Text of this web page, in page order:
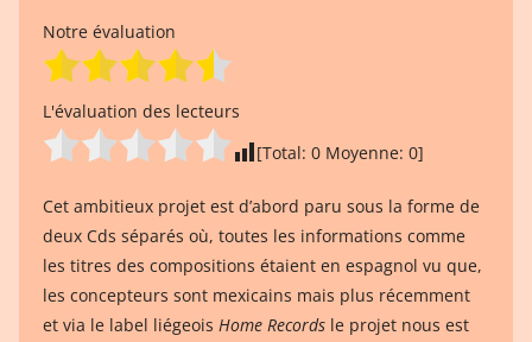
Notre évaluation
L'évaluation des lecteurs
[Total: 0 Moyenne: 0]
Cet ambitieux projet est d’abord paru sous la forme de
deux Cds séparés où, toutes les informations comme
les titres des compositions étaient en espagnol vu que,
les concepteurs sont mexicains mais plus récemment
et via le label liégeois Home Records le projet nous est